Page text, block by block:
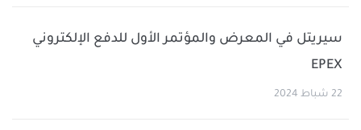
سيريتل في المعرض والمؤتمر الأول للدفع الإلكتروني
EPEX
22 شباط 2024